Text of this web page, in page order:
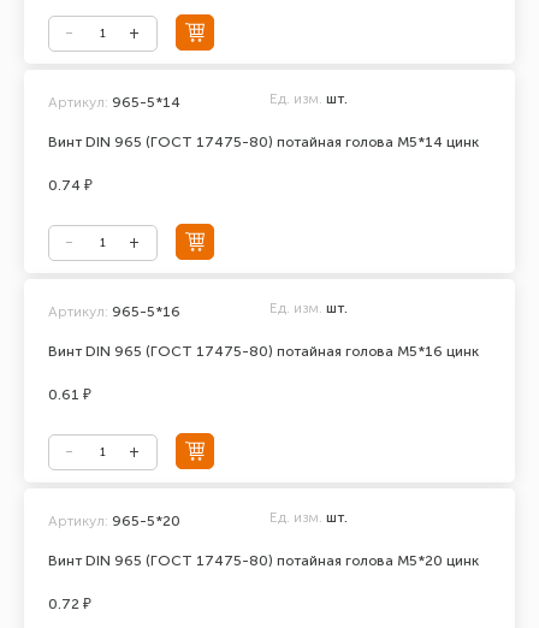
Винт DIN 965 (ГОСТ 17475-80) потайная голова М5*14 цинк
Артикул: 965-5*14 Ед. изм. шт.
0.74 ₽
Винт DIN 965 (ГОСТ 17475-80) потайная голова М5*16 цинк
Артикул: 965-5*16 Ед. изм. шт.
0.61 ₽
Винт DIN 965 (ГОСТ 17475-80) потайная голова М5*20 цинк
Артикул: 965-5*20 Ед. изм. шт.
0.72 ₽